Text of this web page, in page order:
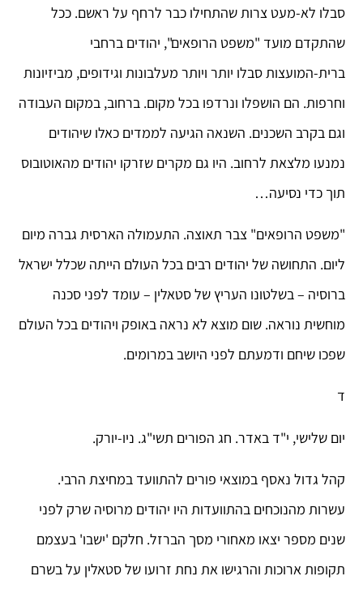
סבלו לא-מעט צרות שהתחילו כבר לרחף על ראשם. ככל
שהתקדם מועד "משפט הרופאים", יהודים ברחבי
ברית-המועצות סבלו יותר ויותר מעלבונות וגידופים, מביזיונות
וחרפות. הם הושפלו ונרדפו בכל מקום. ברחוב, במקום העבודה
וגם בקרב השכנים. השנאה הגיעה לממדים כאלו שיהודים
נמנעו מלצאת לרחוב. היו גם מקרים שזרקו יהודים מהאוטובוס
תוך כדי נסיעה…
"משפט הרופאים" צבר תאוצה. התעמולה הארסית גברה מיום
ליום. התחושה של יהודים רבים בכל העולם הייתה שכלל ישראל
ברוסיה – בשלטונו העריץ של סטאלין – עומד לפני סכנה
מוחשית נוראה. שום מוצא לא נראה באופק ויהודים בכל העולם
שפכו שיחם ודמעתם לפני היושב במרומים.
ד
יום שלישי, י"ד באדר. חג הפורים תשי"ג. ניו-יורק.
קהל גדול נאסף במוצאי פורים להתוועד במחיצת הרבי.
עשרות מהנוכחים בהתוועדות היו יהודים מרוסיה שרק לפני
שנים מספר יצאו מאחורי מסך הברזל. חלקם 'ישבו' בעצמם
תקופות ארוכות והרגישו את נחת זרועו של סטאלין על בשרם